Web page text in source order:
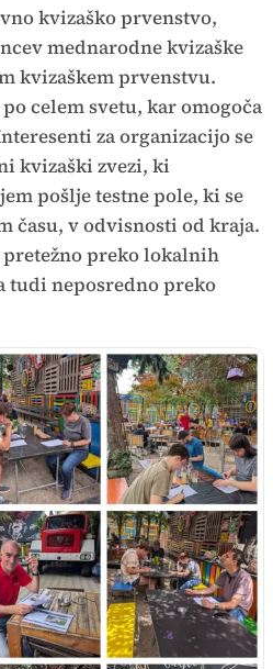
kvizaško prvenstvo,
mednarodne kvizaške
kvizaškem prvenstvu.
celem svetu, kar omogoča
za organizacijo se
kvizaški zvezi, ki
pošlje testne pole, ki se
času, v odvisnosti od kraja.
preko lokalnih
tudi neposredno preko